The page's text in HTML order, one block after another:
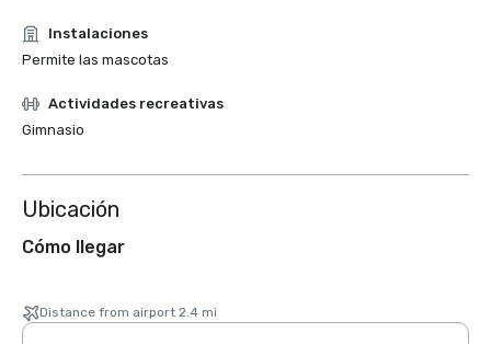
Instalaciones
Permite las mascotas
Actividades recreativas
Gimnasio
Ubicación
Cómo llegar
Distance from airport 2.4 mi